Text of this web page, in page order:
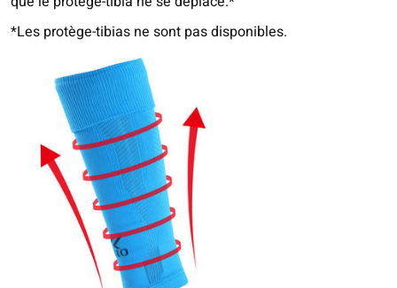
*Les protège-tibias ne sont pas disponibles.